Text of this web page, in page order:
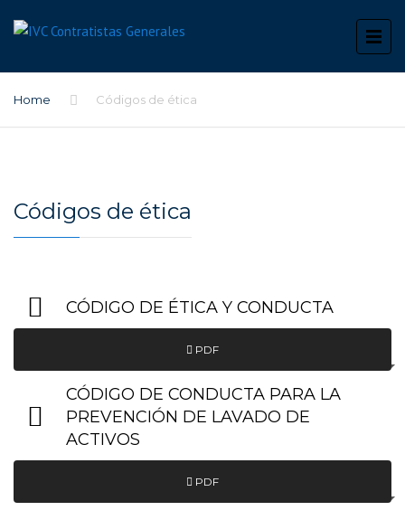
Home Códigos de ética
Códigos de ética
CÓDIGO DE ÉTICA Y CONDUCTA
PDF
CÓDIGO DE CONDUCTA PARA LA
PREVENCIÓN DE LAVADO DE
ACTIVOS
PDF